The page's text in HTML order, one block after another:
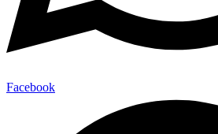
Facebook